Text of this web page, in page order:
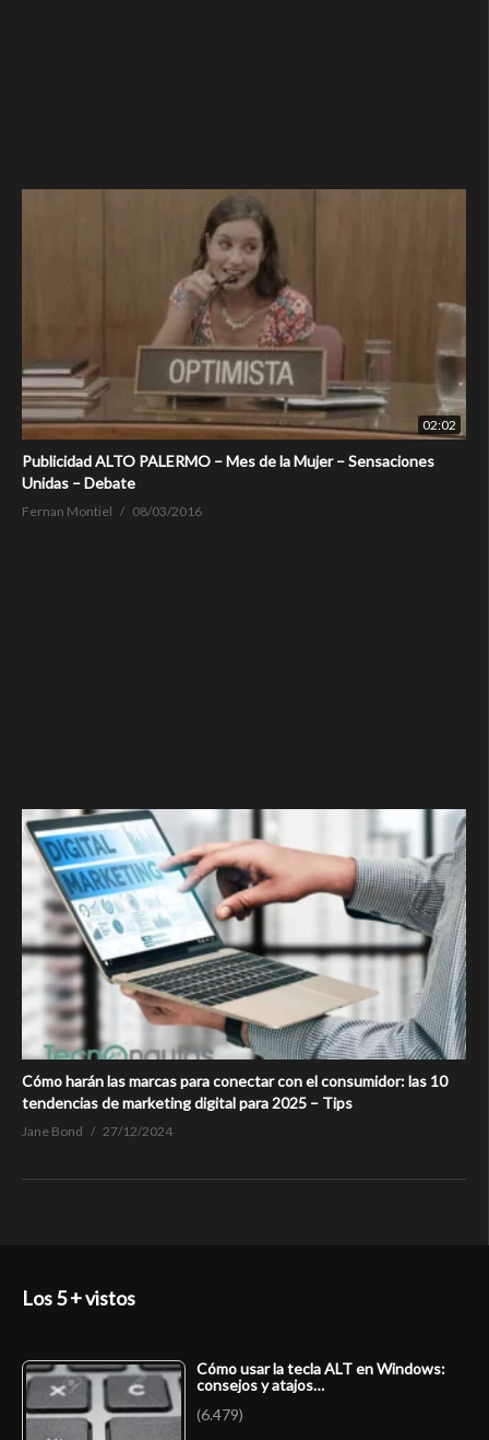
02:02
Publicidad ALTO PALERMO – Mes de la Mujer – Sensaciones
Unidas – Debate
Fernan Montiel 08/03/2016
Cómo harán las marcas para conectar con el consumidor: las 10
tendencias de marketing digital para 2025 – Tips
Jane Bond 27/12/2024
Los 5 + vistos
Cómo usar la tecla ALT en Windows:
consejos y atajos…
(6.479)